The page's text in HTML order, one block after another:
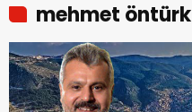
mehmet öntürk